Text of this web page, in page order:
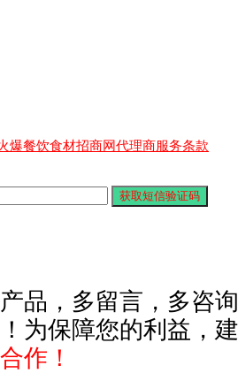
爆餐饮食材招商网代理商服务条款
品，多留言，多咨询
为保障您的利益，建
作！